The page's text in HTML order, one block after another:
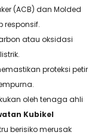
(ACB) dan Molded
responsif.
atau oksidasi
proteksi petir
oleh tenaga ahli
Kubikel
berisiko merusak